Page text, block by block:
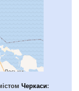
Черкаси: